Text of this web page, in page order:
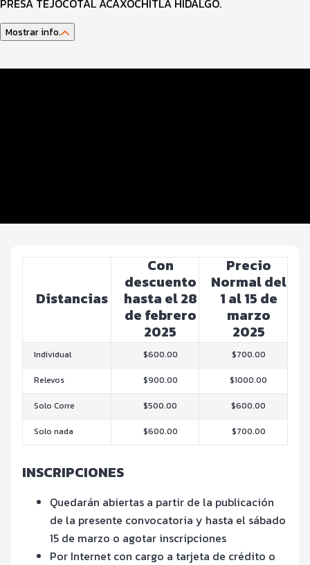
PRESA TEJOCOTAL ACAXOCHITLA HIDALGO.
Mostrar info.
Distancias
Con
descuento
hasta el 28
de febrero
2025
Precio
Normal del
1 al 15 de
marzo
2025
Individual $600.00 $700.00
Relevos $900.00 $1000.00
Solo Corre $500.00 $600.00
Solo nada $600.00 $700.00
INSCRIPCIONES
Quedarán abiertas a partir de la publicación
de la presente convocatoria y hasta el sábado
15 de marzo o agotar inscripciones
Por Internet con cargo a tarjeta de crédito o